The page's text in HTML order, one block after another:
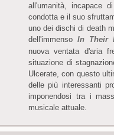
all'umanità, incapace
condotta e il suo
uno dei dischi di death
dell'immenso In Their
nuova ventata d'aria
situazione di
Ulcerate, con questo
delle più interessanti
imponendosi tra i
musicale attuale.